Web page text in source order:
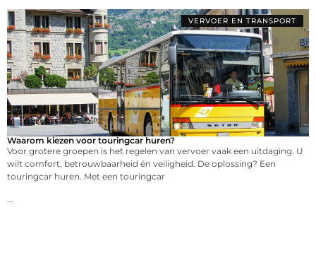
VERVOER EN TRANSPORT
Waarom kiezen voor touringcar huren?
Voor grotere groepen is het regelen van vervoer vaak een uitdaging. U
wilt comfort, betrouwbaarheid én veiligheid. De oplossing? Een
touringcar huren. Met een touringcar
...